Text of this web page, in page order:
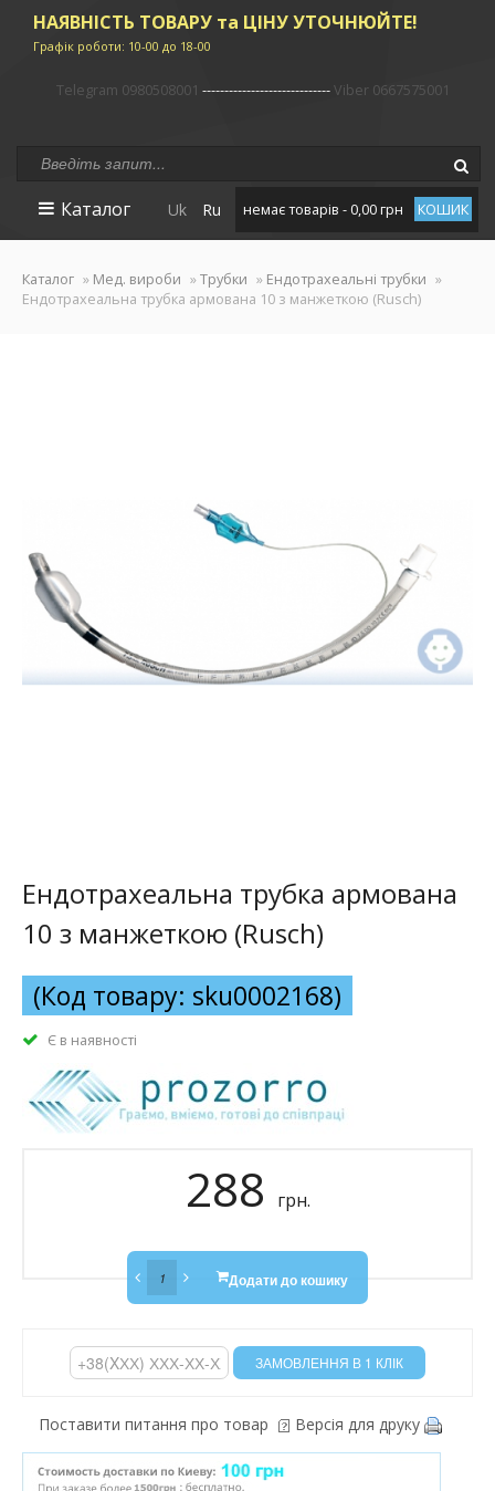
НАЯВНІСТЬ ТОВАРУ та ЦІНУ УТОЧНЮЙТЕ!
Графік роботи: 10-00 до 18-00
Telegram 0980508001 -----------------------------Viber 0667575001
Uk Ru немає товарів - 0,00 грн КОШИК
Каталог
Каталог » Мед. вироби »Трубки » Ендотрахеальні трубки »
Ендотрахеальна трубка армована 10 з манжеткою (Rusch)
Ендотрахеальна трубка армована
10 з манжеткою (Rusch)
(Код товару: sku0002168)
Є в наявності
288 грн.
Додати до кошику
Поставити питання про товар Версія для друку